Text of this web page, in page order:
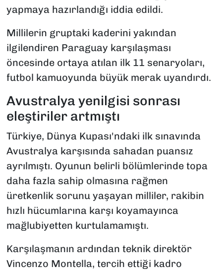
yapmaya hazırlandığı iddia edildi.
Millilerin gruptaki kaderini yakından
ilgilendiren Paraguay karşılaşması
öncesinde ortaya atılan ilk 11 senaryoları,
futbol kamuoyunda büyük merak uyandırdı.
Avustralya yenilgisi sonrası
eleştiriler artmıştı
Türkiye, Dünya Kupası'ndaki ilk sınavında
Avustralya karşısında sahadan puansız
ayrılmıştı. Oyunun belirli bölümlerinde topa
daha fazla sahip olmasına rağmen
üretkenlik sorunu yaşayan milliler, rakibin
hızlı hücumlarına karşı koyamayınca
mağlubiyetten kurtulamamıştı.
Karşılaşmanın ardından teknik direktör
Vincenzo Montella, tercih ettiği kadro